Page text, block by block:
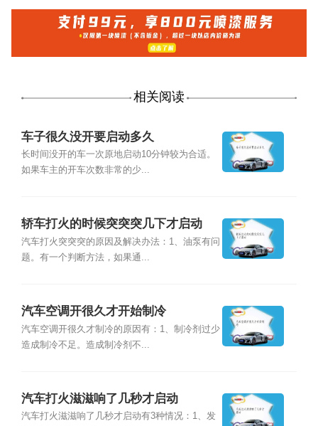
相关阅读
车子很久没开要启动多久
长时间没开的车一次原地启动10分钟较为合适。
如果车主的开车次数非常的少...
轿车打火的时候突突突几下才启动
汽车打火突突突的原因及解决办法：1、油泵有问
题。有一个判断方法，如果通...
汽车空调开很久才开始制冷
汽车空调开很久才制冷的原因有：1、制冷剂过少
造成制冷不足。造成制冷剂不...
汽车打火滋滋响了几秒才启动
汽车打火滋滋响了几秒才启动有3种情况：1、发